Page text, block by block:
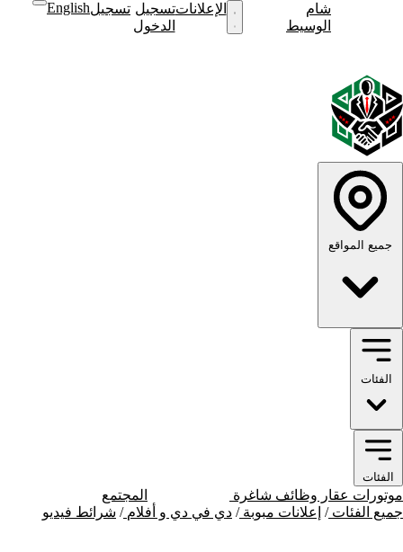
شام
الوسيط
الإعلاناتتسجيل
الدخول
تسجيلEnglish
جميع المواقع
الفئات
الفئات
موتورات عقار وظائف شاغرة
المجتمع
جميع الفئات/ إعلانات مبوبة / دي في دي و أفلام / شرائط فيديو